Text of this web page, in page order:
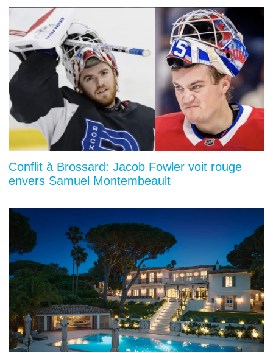
Conflit à Brossard: Jacob Fowler voit rouge
envers Samuel Montembeault